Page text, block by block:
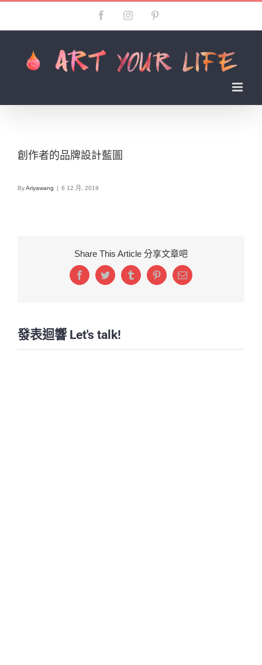
FacebookInstagram
創作者的品牌設計藍圖
ByAriyawang | 6 12 月, 2019
Share This Article 分享文章吧
FacebookTwitterTumblrPinterestEmail:
發表迴響 Let's talk!